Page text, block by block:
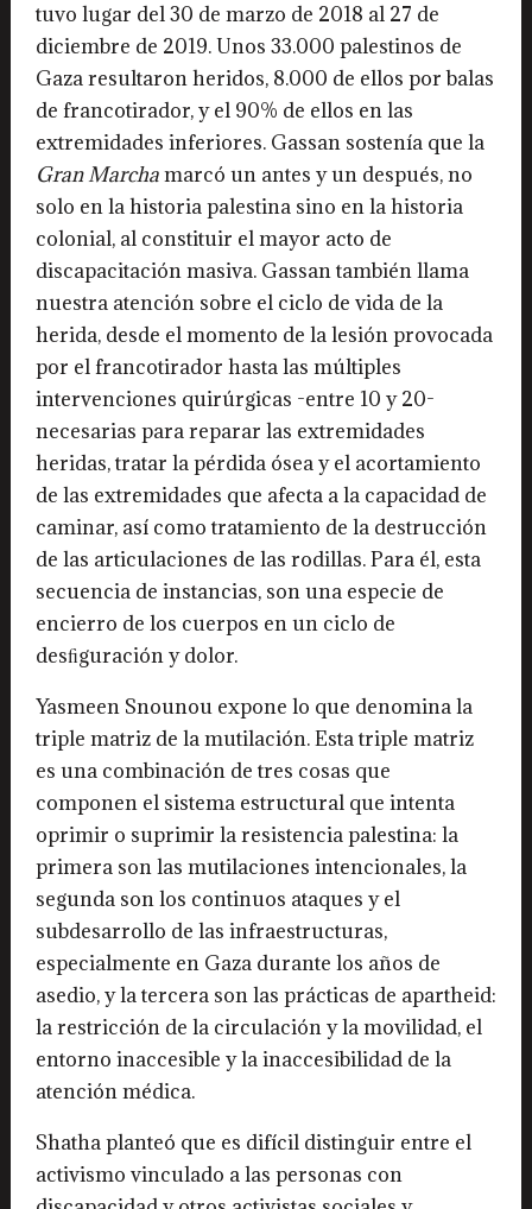
tuvo lugar del 30 de marzo de 2018 al 27 de
diciembre de 2019. Unos 33.000 palestinos de
Gaza resultaron heridos, 8.000 de ellos por balas
de francotirador, y el 90% de ellos en las
extremidades inferiores. Gassan sostenía que la
Gran Marchamarcó un antes y un después, no
solo en la historia palestina sino en la historia
colonial, al constituir el mayor acto de
discapacitación masiva. Gassan también llama
nuestra atención sobre el ciclo de vida de la
herida, desde el momento de la lesión provocada
por el francotirador hasta las múltiples
intervenciones quirúrgicas -entre 10 y 20-
necesarias para reparar las extremidades
heridas, tratar la pérdida ósea y el acortamiento
de las extremidades que afecta a la capacidad de
caminar, así como tratamiento de la destrucción
de las articulaciones de las rodillas. Para él, esta
secuencia de instancias, son una especie de
encierro de los cuerpos en un ciclo de
desﬁguración y dolor.
Yasmeen Snounou expone lo que denomina la
triple matriz de la mutilación. Esta triple matriz
es una combinación de tres cosas que
componen el sistema estructural que intenta
oprimir o suprimir la resistencia palestina: la
primera son las mutilaciones intencionales, la
segunda son los continuos ataques y el
subdesarrollo de las infraestructuras,
especialmente en Gaza durante los años de
asedio, y la tercera son las prácticas de apartheid:
la restricción de la circulación y la movilidad, el
entorno inaccesible y la inaccesibilidad de la
atención médica.
Shatha planteó que es difícil distinguir entre el
activismo vinculado a las personas con